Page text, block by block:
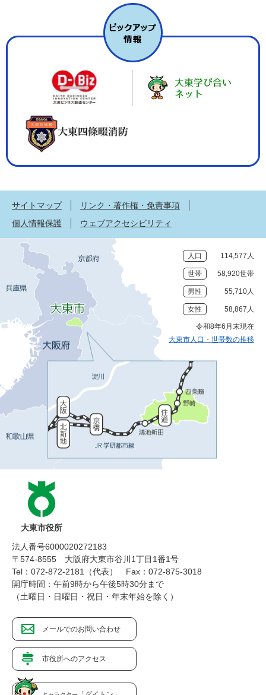
サイトマップ
リンク・著作権・免責事項
個人情報保護
ウェブアクセシビリティ
人口 114,577人
世帯 58,920世帯
男性 55,710人
女性 58,867人
令和8年6月末現在
大東市人口・世帯数の推移
大東市役所
法人番号6000020272183
〒574-8555 大阪府大東市谷川1丁目1番1号
Tel：072-872-2181（代表）
Fax：072-875-3018
開庁時間：午前9時から午後5時30分まで
（土曜日・日曜日・祝日・年末年始を除く）
メールでのお問い合わせ
市役所へのアクセス